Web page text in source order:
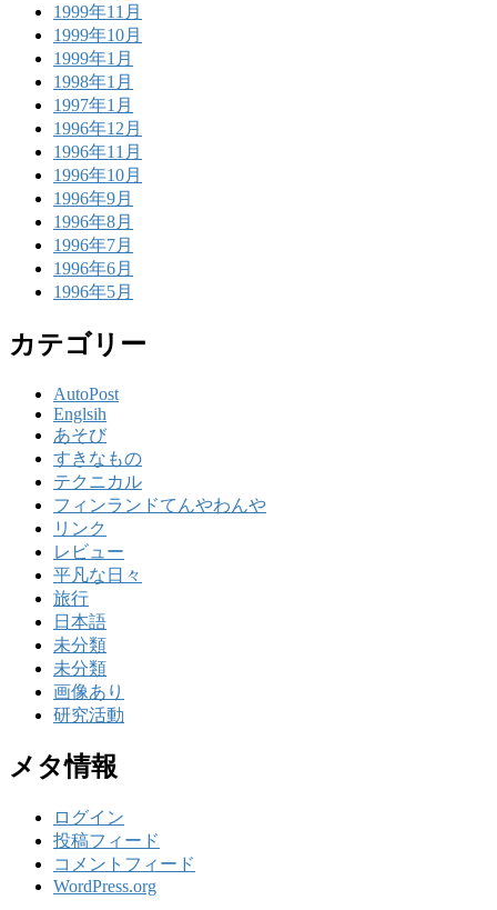
1999年11月
1999年10月
1999年1月
1998年1月
1997年1月
1996年12月
1996年11月
1996年10月
1996年9月
1996年8月
1996年7月
1996年6月
1996年5月
カテゴリー
AutoPost
Englsih
あそび
すきなもの
テクニカル
フィンランドてんやわんや
リンク
レビュー
平凡な日々
旅行
日本語
未分類
未分類
画像あり
研究活動
メタ情報
ログイン
投稿フィード
コメントフィード
WordPress.org